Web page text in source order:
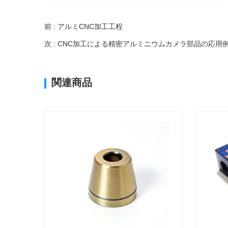
前 : アルミCNC加工工程
次 : CNC加工による精密アルミニウムカメラ部品の応用
関連商品